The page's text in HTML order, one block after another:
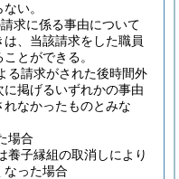
い。
求に係る事由について
、当該請求をした職員
とができる。
る請求がされた後時間外
掲げるいずれかの事由
なかったものとみな
場合
養子縁組の取消しにより
なった場合